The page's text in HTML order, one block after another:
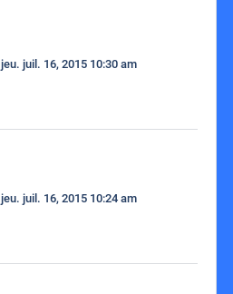
jeu. juil. 16, 2015 10:30 am
jeu. juil. 16, 2015 10:24 am